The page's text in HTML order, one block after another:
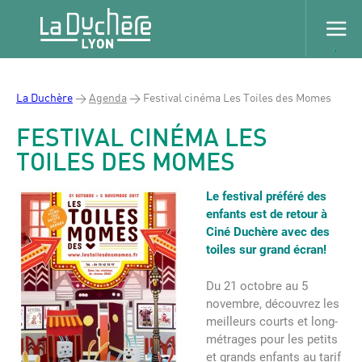
La Duchère>Agenda > Festival cinéma Les Toiles des Momes
FESTIVAL CINÉMA LES
TOILES DES MOMES
Le festival préféré des
enfants est de retour à
Ciné Duchère avec des
toiles sur grand écran!
Du 21 octobre au 5
novembre, découvrez les
meilleurs courts et long-
métrages pour les petits
et grands enfants au tarif